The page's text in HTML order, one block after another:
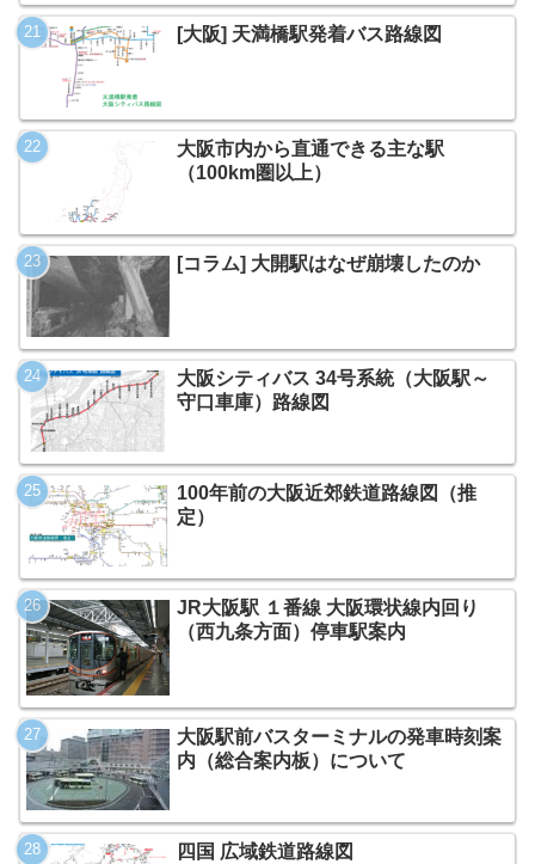
[大阪] 天満橋駅発着バス路線図
大阪市内から直通できる主な駅
（100km圏以上）
[コラム] 大開駅はなぜ崩壊したのか
大阪シティバス 34号系統（大阪駅～
守口車庫）路線図
100年前の大阪近郊鉄道路線図（推
定）
JR大阪駅 １番線 大阪環状線内回り
（西九条方面）停車駅案内
大阪駅前バスターミナルの発車時刻案
内（総合案内板）について
四国 広域鉄道路線図